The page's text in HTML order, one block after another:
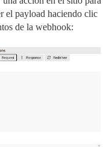
el payload haciendo clic
de la webhook: